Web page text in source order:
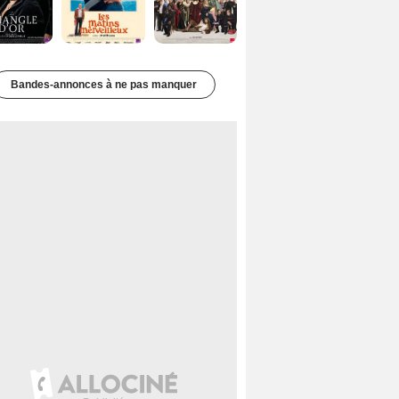
Bandes-annonces à ne pas manquer